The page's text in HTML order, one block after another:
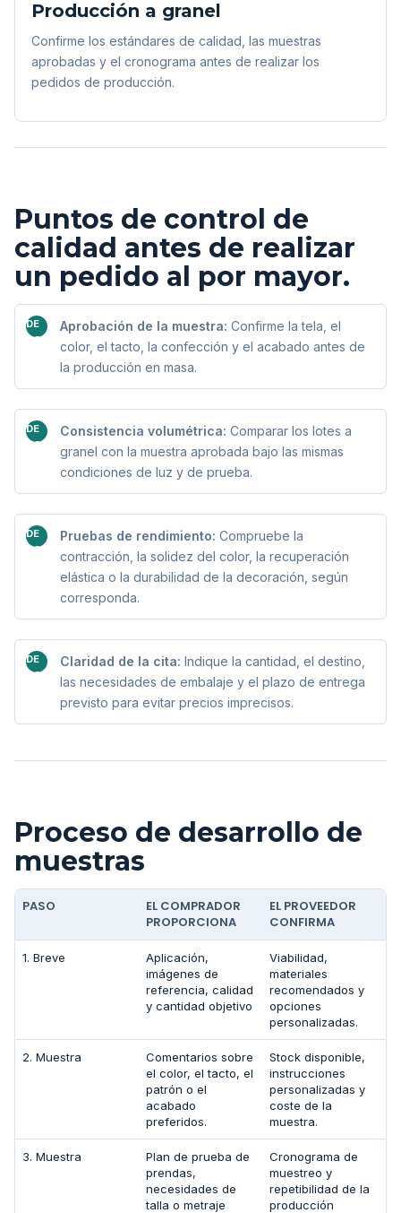
Producción a granel
Confirme los estándares de calidad, las muestras
aprobadas y el cronograma antes de realizar los
pedidos de producción.
Puntos de control de
calidad antes de realizar
un pedido al por mayor.
DE
ACUERDO
Aprobación de la muestra: Confirme la tela, el
color, el tacto, la confección y el acabado antes de
la producción en masa.
DE
ACUERDO
Consistencia volumétrica: Comparar los lotes a
granel con la muestra aprobada bajo las mismas
condiciones de luz y de prueba.
DE
ACUERDO
Pruebas de rendimiento: Compruebe la
contracción, la solidez del color, la recuperación
elástica o la durabilidad de la decoración, según
corresponda.
DE
ACUERDO
Claridad de la cita: Indique la cantidad, el destino,
las necesidades de embalaje y el plazo de entrega
previsto para evitar precios imprecisos.
Proceso de desarrollo de
muestras
PASO
EL COMPRADOR
PROPORCIONA
EL PROVEEDOR
CONFIRMA
1. Breve
Aplicación,
imágenes de
referencia, calidad
y cantidad objetivo
Viabilidad,
materiales
recomendados y
opciones
personalizadas.
2. Muestra
Comentarios sobre
el color, el tacto, el
patrón o el
acabado
preferidos.
Stock disponible,
instrucciones
personalizadas y
coste de la
muestra.
3. Muestra
Plan de prueba de
prendas,
necesidades de
talla o metraje
Cronograma de
muestreo y
repetibilidad de la
producción